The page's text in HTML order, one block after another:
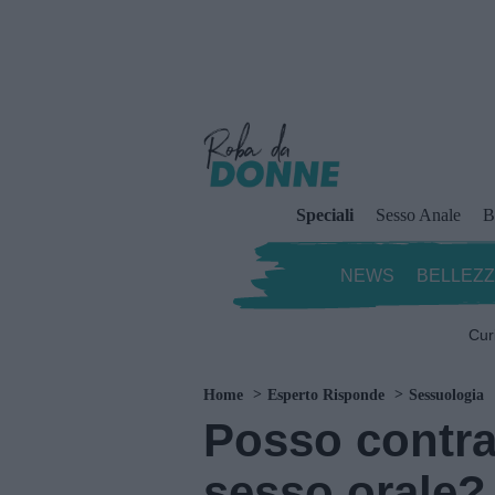
Speciali Sesso Anale
NEWS
Home Esperto Risponde Sessuologia
Posso